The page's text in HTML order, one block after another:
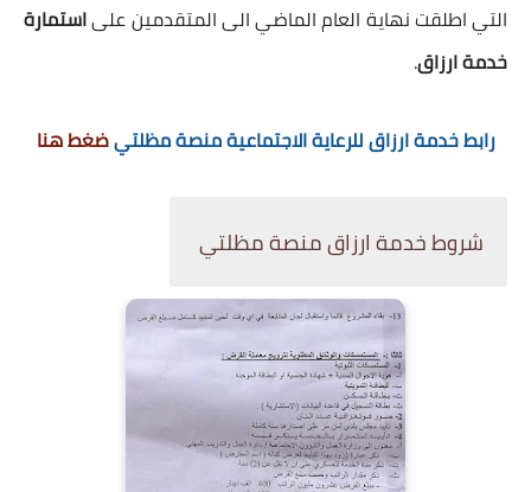
التي اطلقت نهاية العام الماضي الى المتقدمين علىاستمارة
خدمة ارزاق.
رابط خدمة ارزاق للرعاية الاجتماعية منصة مظلتيضغط هنا
شروط خدمة ارزاق منصة مظلتي